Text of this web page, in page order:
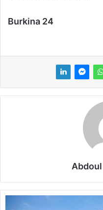
Burkina 24